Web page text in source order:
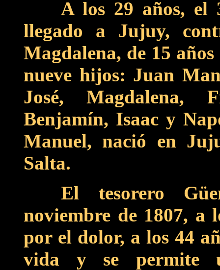
A los 29 años, el
llegado a Jujuy,
Magdalena, de 15
nueve hijos: Juan
José, Magdalena,
Benjamín, Isaac y
Manuel, nació en
Salta.
El tesorero
noviembre de 1807, a
por el dolor, a los 44
vida y se permite